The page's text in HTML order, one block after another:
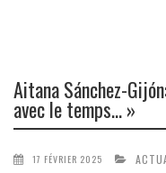
Aitana Sánchez-
avec le temps… »
17 FÉVRIER 2025